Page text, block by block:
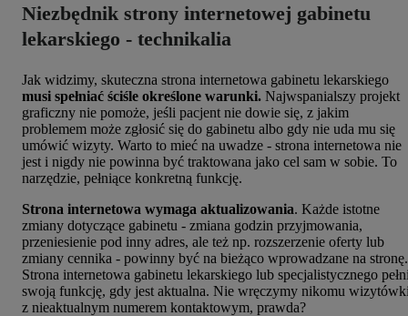
Niezbędnik strony internetowej gabinetu
lekarskiego - technikalia
Jak widzimy, skuteczna strona internetowa gabinetu lekarskiego
musi spełniać ściśle określone warunki. Najwspanialszy projekt
graficzny nie pomoże, jeśli pacjent nie dowie się, z jakim
problemem może zgłosić się do gabinetu albo gdy nie uda mu się
umówić wizyty. Warto to mieć na uwadze - strona internetowa nie
jest i nigdy nie powinna być traktowana jako cel sam w sobie. To
narzędzie, pełniące konkretną funkcję.
Strona internetowa wymaga aktualizowania. Każde istotne
zmiany dotyczące gabinetu - zmiana godzin przyjmowania,
przeniesienie pod inny adres, ale też np. rozszerzenie oferty lub
zmiany cennika - powinny być na bieżąco wprowadzane na stronę.
Strona internetowa gabinetu lekarskiego lub specjalistycznego
swoją funkcję, gdy jest aktualna. Nie wręczymy nikomu
z nieaktualnym numerem kontaktowym, prawda?